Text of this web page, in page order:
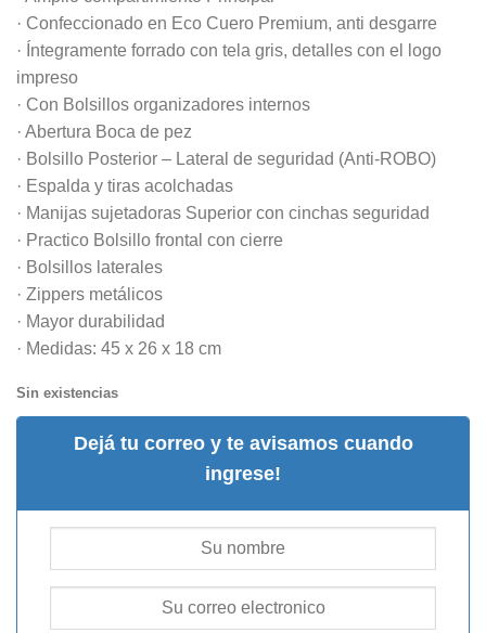
· Confeccionado en Eco Cuero Premium, anti desgarre
· Íntegramente forrado con tela gris, detalles con el logo
impreso
· Con Bolsillos organizadores internos
· Abertura Boca de pez
· Bolsillo Posterior – Lateral de seguridad (Anti-ROBO)
· Espalda y tiras acolchadas
· Manijas sujetadoras Superior con cinchas seguridad
· Practico Bolsillo frontal con cierre
· Bolsillos laterales
· Zippers metálicos
· Mayor durabilidad
· Medidas: 45 x 26 x 18 cm
Sin existencias
Dejá tu correo y te avisamos cuando
ingrese!